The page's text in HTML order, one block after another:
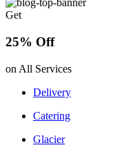
Get
25% Off
on All Services
Delivery
Catering
Glacier